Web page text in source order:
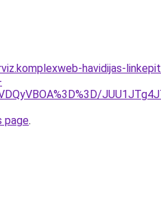
havidijas-
page.